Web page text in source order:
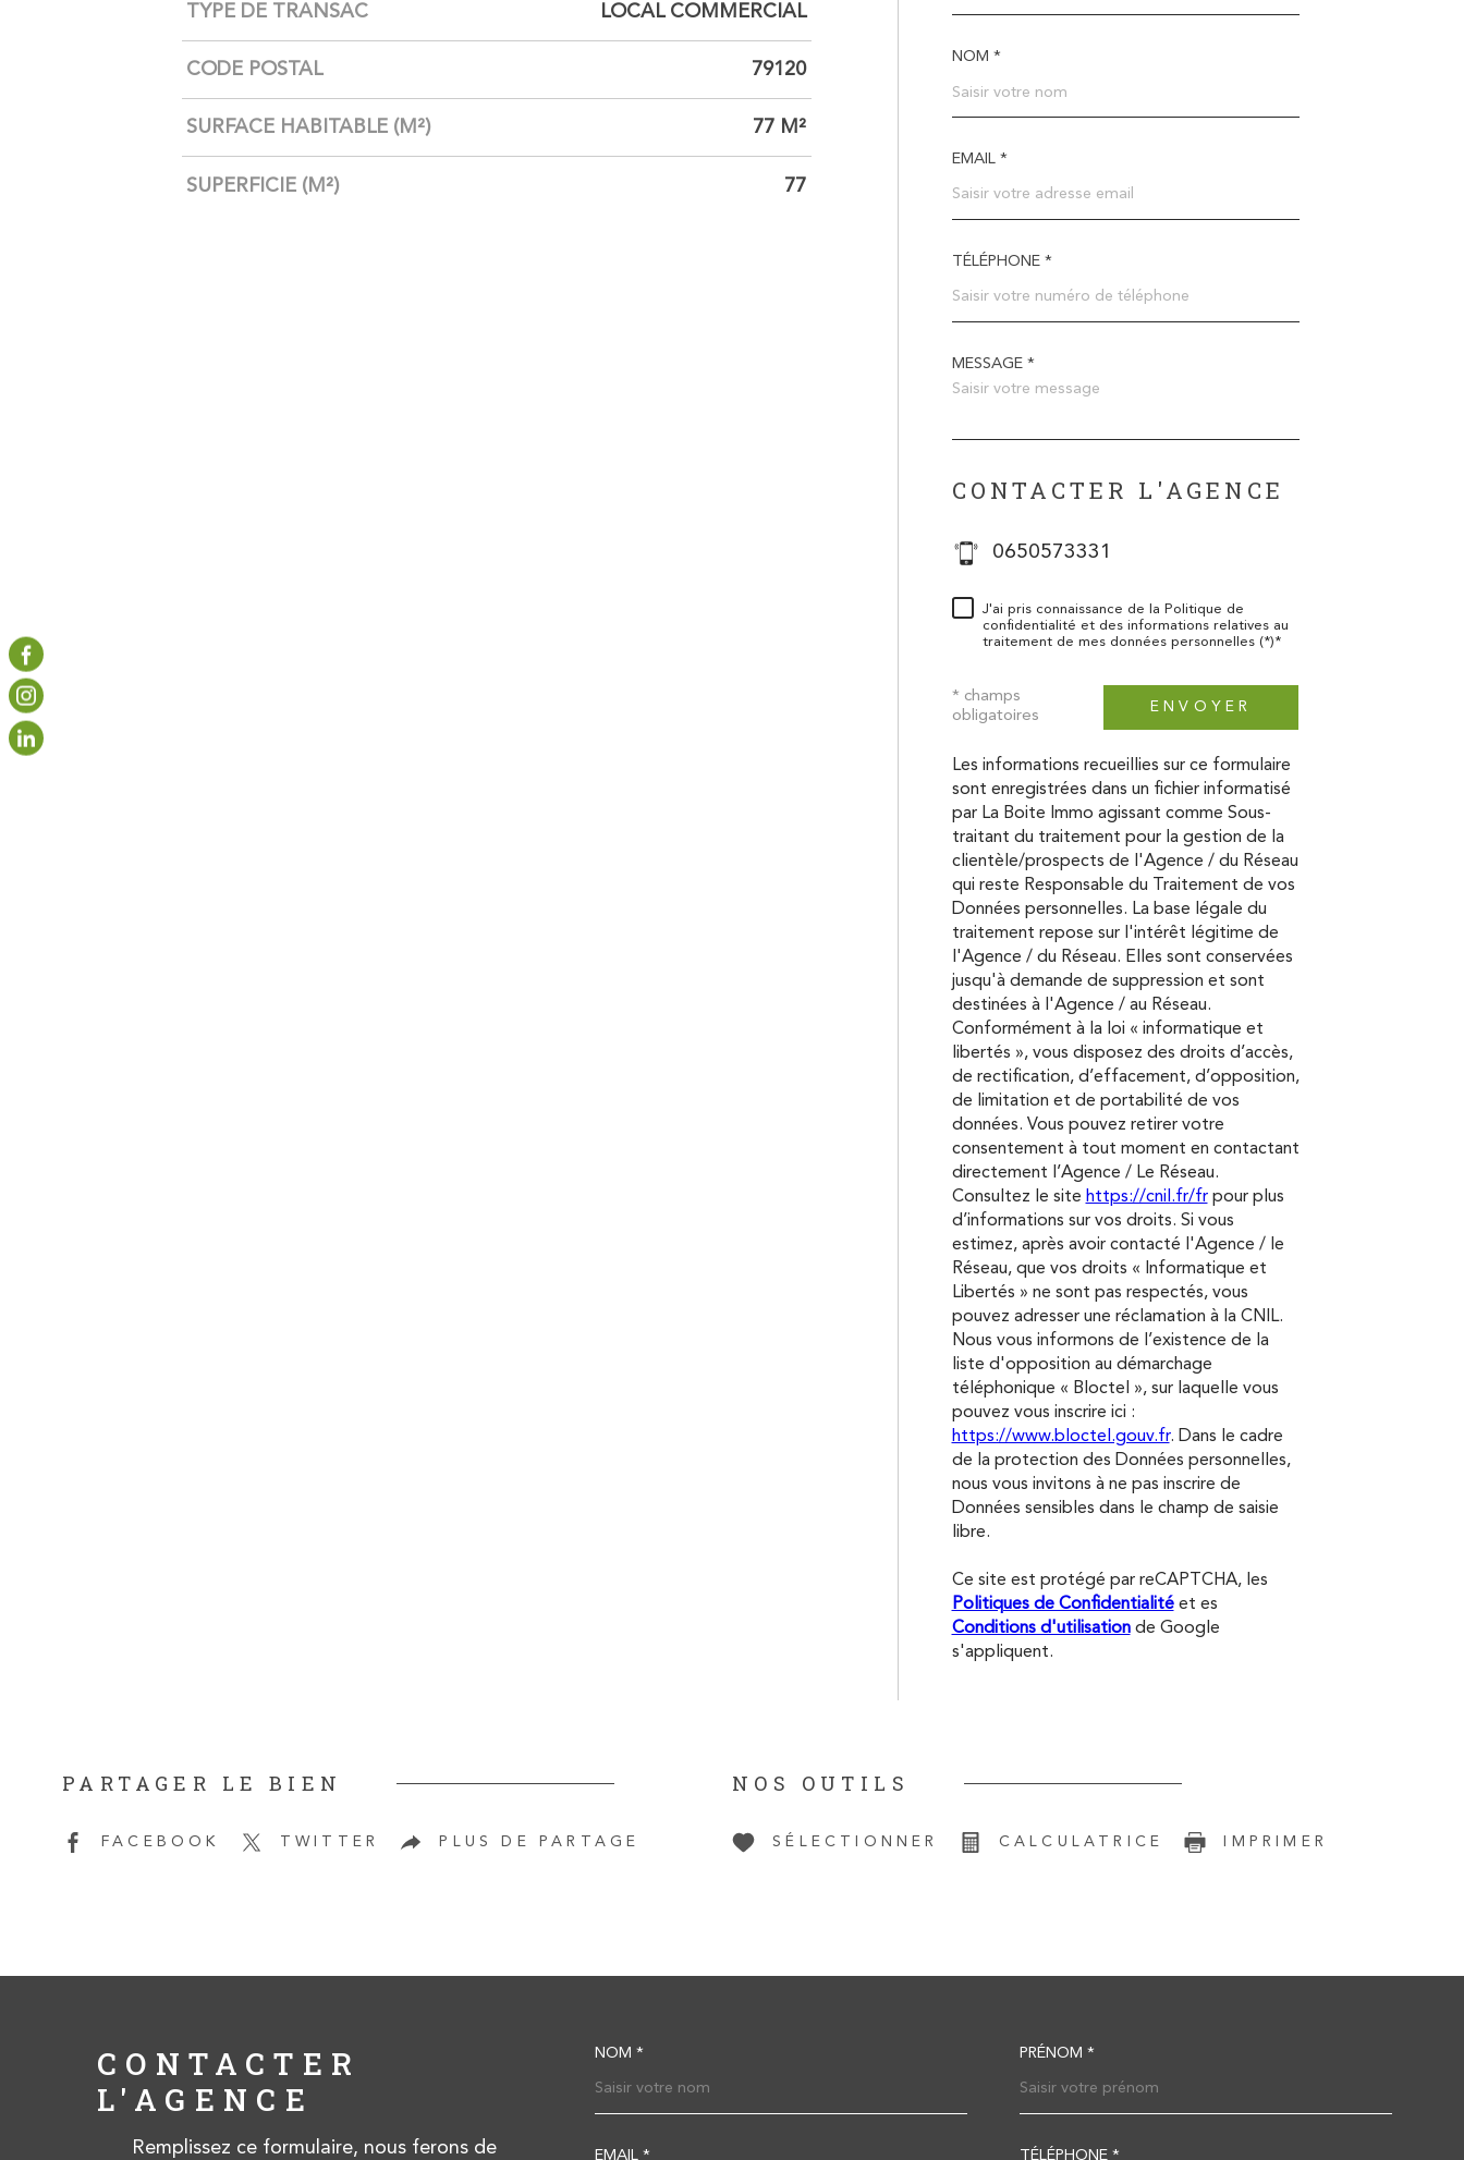
Caractérisque Valeurs
TYPE DE TRANSAC LOCAL COMMERCIAL
CODE POSTAL 79120
SURFACE HABITABLE (M²) 77 M²
SUPERFICIE (M²) 77
NOM *
EMAIL *
TÉLÉPHONE *
MESSAGE *
CONTACTER L'AGENCE
0650573331
J'ai pris connaissance de la Politique de
confidentialité et des informations relatives au
traitement de mes données personnelles (*)*
* champs
obligatoires
ENVOYER
Les informations recueillies sur ce formulaire
sont enregistrées dans un fichier informatisé
par La Boite Immo agissant comme Sous-
traitant du traitement pour la gestion de la
clientèle/prospects de l'Agence / du Réseau
qui reste Responsable du Traitement de vos
Données personnelles. La base légale du
traitement repose sur l'intérêt légitime de
l'Agence / du Réseau. Elles sont conservées
jusqu'à demande de suppression et sont
destinées à l'Agence / au Réseau.
Conformément à la loi « informatique et
libertés », vous disposez des droits d’accès,
de rectification, d’effacement, d’opposition,
de limitation et de portabilité de vos
données. Vous pouvez retirer votre
consentement à tout moment en contactant
directement l’Agence / Le Réseau.
Consultez le site https://cnil.fr/frpour plus
d’informations sur vos droits. Si vous
estimez, après avoir contacté l'Agence / le
Réseau, que vos droits « Informatique et
Libertés » ne sont pas respectés, vous
pouvez adresser une réclamation à la CNIL.
Nous vous informons de l’existence de la
liste d'opposition au démarchage
téléphonique « Bloctel », sur laquelle vous
pouvez vous inscrire ici :
https://www.bloctel.gouv.fr. Dans le cadre
de la protection des Données personnelles,
nous vous invitons à ne pas inscrire de
Données sensibles dans le champ de saisie
libre.
Ce site est protégé par reCAPTCHA, les
Politiques de Confidentialitéet es
Conditions d'utilisationde Google
s'appliquent.
PARTAGER LE BIEN
FACEBOOK TWITTER PLUS DE PARTAGE
NOS OUTILS
SÉLECTIONNER CALCULATRICE IMPRIMER
CONTACTER
L'AGENCE
Remplissez ce formulaire, nous ferons de
TRAD_MELTEM_VOSCOORDONNEES
NOM * PRÉNOM *
EMAIL * TÉLÉPHONE *